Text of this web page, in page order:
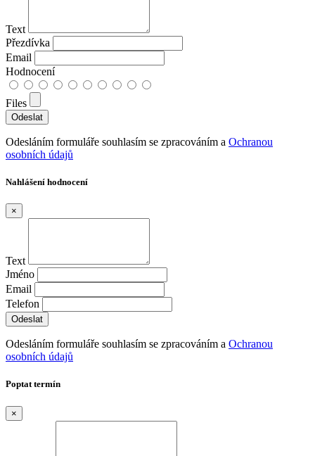
Text
Přezdívka
Email
Hodnocení
Files
Odesláním formuláře souhlasím se zpracováním a Ochranou
osobních údajů
Nahlášení hodnocení
×
Text
Jméno
Email
Telefon
Odesláním formuláře souhlasím se zpracováním a Ochranou
osobních údajů
Poptat termín
×